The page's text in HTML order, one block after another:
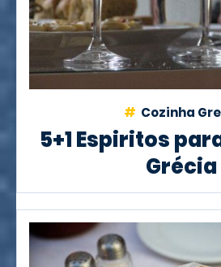
Cozinha
5+1 Espiritos
Grécia